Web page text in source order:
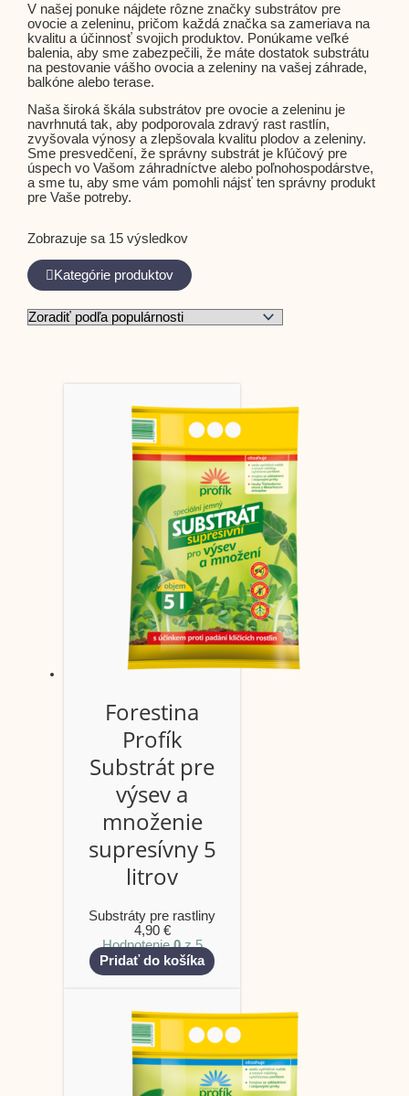
V našej ponuke nájdete rôzne značky substrátov pre
ovocie a zeleninu, pričom každá značka sa zameriava na
kvalitu a účinnosť svojich produktov. Ponúkame veľké
balenia, aby sme zabezpečili, že máte dostatok substrátu
na pestovanie vášho ovocia a zeleniny na vašej záhrade,
balkóne alebo terase.
Naša široká škála substrátov pre ovocie a zeleninu je
navrhnutá tak, aby podporovala zdravý rast rastlín,
zvyšovala výnosy a zlepšovala kvalitu plodov a zeleniny.
Sme presvedčení, že správny substrát je kľúčový pre
úspech vo Vašom záhradníctve alebo poľnohospodárstve,
a sme tu, aby sme vám pomohli nájsť ten správny produkt
pre Vaše potreby.
Zobrazuje sa 15 výsledkov
Kategórie produktov
Forestina
Profík
Substrát pre
výsev a
množenie
supresívny 5
litrov
Substráty pre rastliny
4,90 €
Hodnotenie0z 5
Pridať do košíka